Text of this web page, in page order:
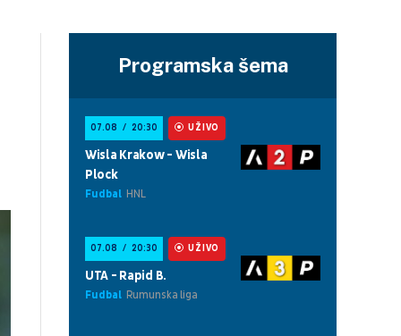
Programska šema